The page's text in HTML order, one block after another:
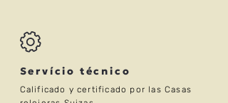
Servício técnico
Calificado y certificado por las Casas